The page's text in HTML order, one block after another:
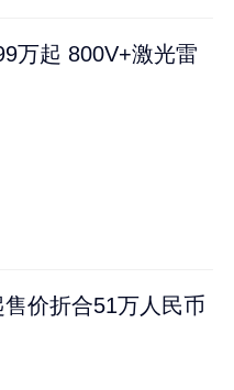
万起 800V+激光雷
价折合51万人民币